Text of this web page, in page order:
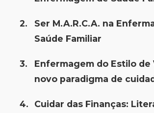
Ser M.A.R.C.A. na
Saúde Familiar
Enfermagem do Estilo de
novo paradigma de
Cuidar das Finanças: